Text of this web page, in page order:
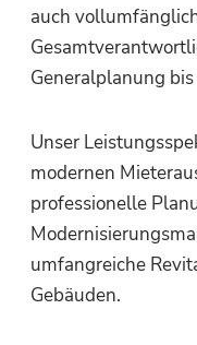
auch
Generalplanung
Unser
modernen
professionelle
umfangreiche
Gebäuden.